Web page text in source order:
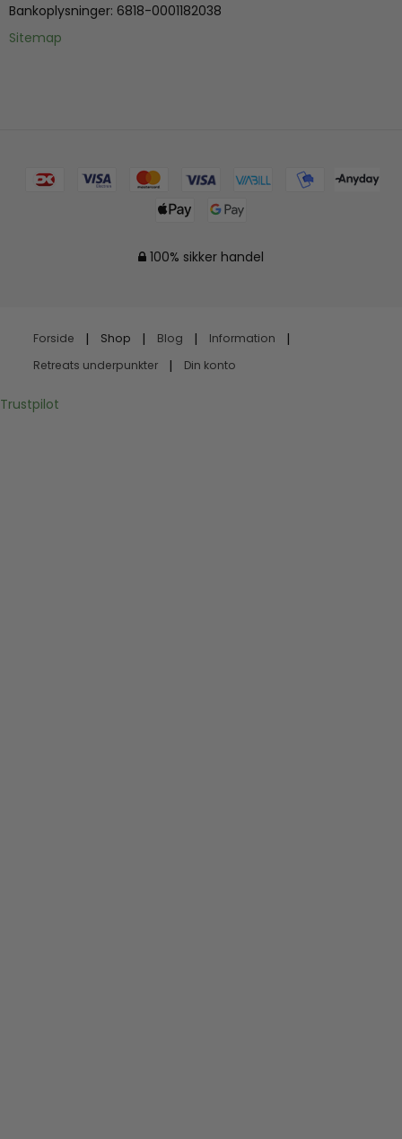
Bankoplysninger: 6818-0001182038
Sitemap
100% sikker handel
Forside Shop Blog
Information
Retreats underpunkter
Din konto
Trustpilot